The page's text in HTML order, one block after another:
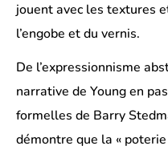
jouent avec les textures
l’engobe et du vernis.
De l’expressionnisme
narrative de Young en
formelles de Barry
démontre que la «